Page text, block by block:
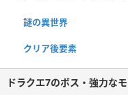
謎の異世界
クリア後要素
ドラクエ7のボス・強力な